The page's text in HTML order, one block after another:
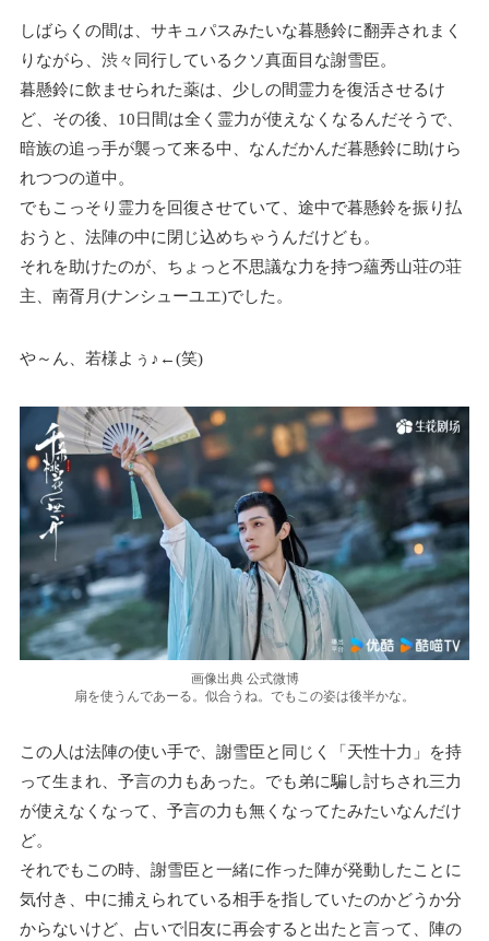
しばらくの間は、サキュパスみたいな暮懸鈴に翻弄されまく
りながら、渋々同行しているクソ真面目な謝雪臣。
暮懸鈴に飲ませられた薬は、少しの間霊力を復活させるけ
ど、その後、10日間は全く霊力が使えなくなるんだそうで、
暗族の追っ手が襲って来る中、なんだかんだ暮懸鈴に助けら
れつつの道中。
でもこっそり霊力を回復させていて、途中で暮懸鈴を振り払
おうと、法陣の中に閉じ込めちゃうんだけども。
それを助けたのが、ちょっと不思議な力を持つ蘊秀山荘の荘
主、南胥月(ナンシューユエ)でした。
や～ん、若様よぅ♪←(笑)
画像出典 公式微博
扇を使うんであーる。似合うね。でもこの姿は後半かな。
この人は法陣の使い手で、謝雪臣と同じく「天性十力」を持
って生まれ、予言の力もあった。でも弟に騙し討ちされ三力
が使えなくなって、予言の力も無くなってたみたいなんだけ
ど。
それでもこの時、謝雪臣と一緒に作った陣が発動したことに
気付き、中に捕えられている相手を指していたのかどうか分
からないけど、占いで旧友に再会すると出たと言って、陣の